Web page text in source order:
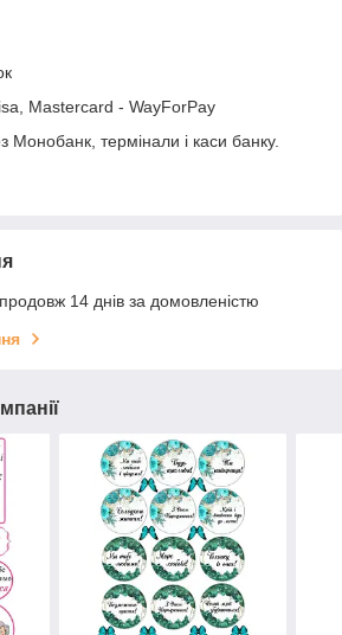
Mastercard - WayForPay
Монобанк, термінали і каси банку.
14 днів за домовленістю